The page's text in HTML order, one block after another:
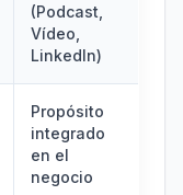
(Podcast,
Vídeo,
LinkedIn)
Propósito
integrado
en el
negocio